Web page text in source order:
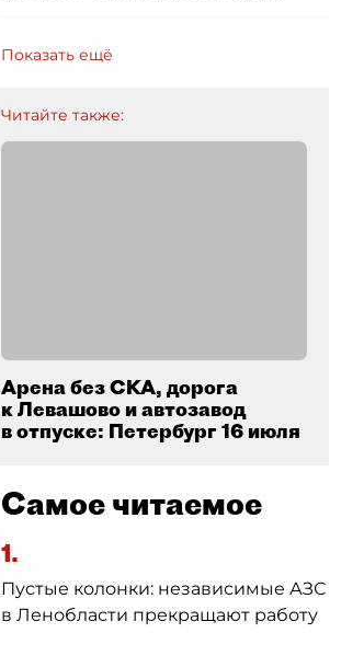
Показать ещё
Читайте также:
Арена без СКА, дорога
к Левашово и автозавод
в отпуске: Петербург 16 июля
Самое читаемое
1.
Пустые колонки: независимые АЗС
в Ленобласти прекращают работу